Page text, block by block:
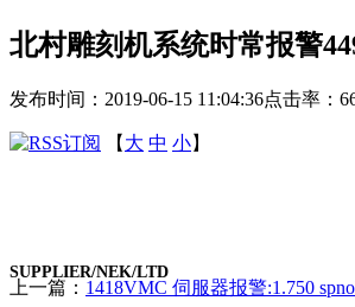
北村雕刻机系统时常报警
发布时间：2019-06-15 11:04:36点击率：
【 大 中 小】
SUPPLIER/NEK/LTD
上一篇： 1418VMC 伺服器报警:1.750